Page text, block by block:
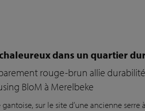
dans un quartier
rouge-brun allie
BloM à Merelbeke
gantoise, sur le site d’une ancienne